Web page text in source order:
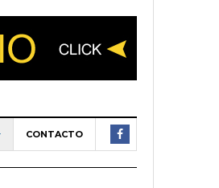
CONTACTO